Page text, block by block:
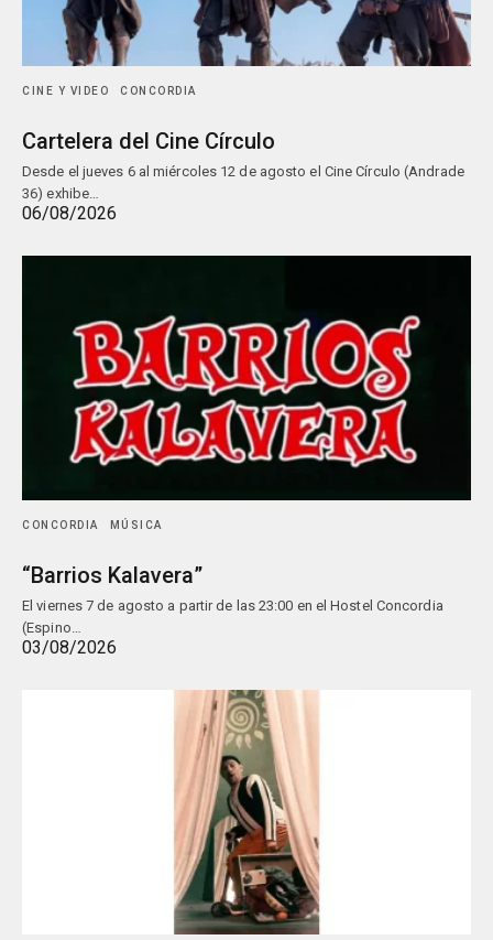
CINE Y VIDEO CONCORDIA
Cartelera del Cine Círculo
Desde el jueves 6 al miércoles 12 de agosto el Cine Círculo (Andrade
36) exhibe…
06/08/2026
CONCORDIA MÚSICA
“Barrios Kalavera”
El viernes 7 de agosto a partir de las 23:00 en el Hostel Concordia
(Espino…
03/08/2026